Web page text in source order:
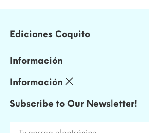
Ediciones Coquito
Información
Información
Subscribe to Our Newsletter!